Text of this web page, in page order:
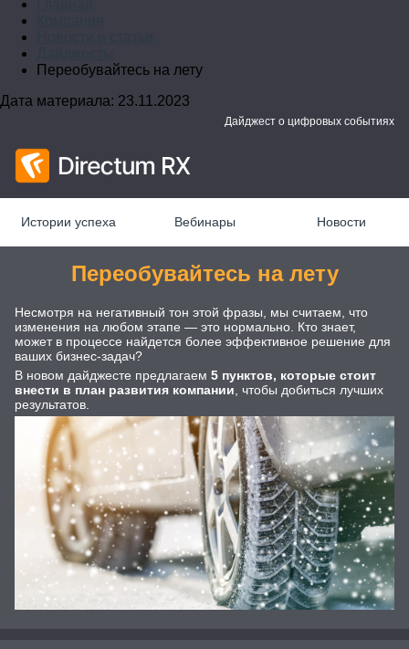
Переобувайтесь на лету
Дата материала: 23.11.2023
Дайджест о цифровых событиях
Истории успеха Вебинары Новости
Переобувайтесь на лету
Несмотря на негативный тон этой фразы, мы считаем, что
изменения на любом этапе — это нормально. Кто знает,
может в процессе найдется более эффективное решение для
ваших бизнес-задач?
В новом дайджесте предлагаем 5 пунктов, которые стоит
внести в план развития компании , чтобы добиться лучших
результатов.